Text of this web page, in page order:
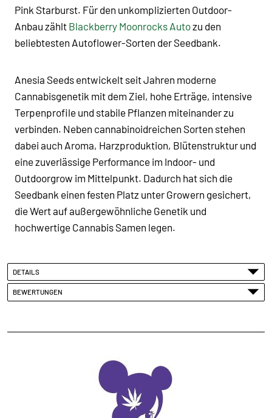
Pink Starburst. Für den unkomplizierten Outdoor-
Anbau zählt Blackberry Moonrocks Autozu den
beliebtesten Autoflower-Sorten der Seedbank.
Anesia Seeds entwickelt seit Jahren moderne
Cannabisgenetik mit dem Ziel, hohe Erträge, intensive
Terpenprofile und stabile Pflanzen miteinander zu
verbinden. Neben cannabinoidreichen Sorten stehen
dabei auch Aroma, Harzproduktion, Blütenstruktur und
eine zuverlässige Performance im Indoor- und
Outdoorgrow im Mittelpunkt. Dadurch hat sich die
Seedbank einen festen Platz unter Growern gesichert,
die Wert auf außergewöhnliche Genetik und
hochwertige Cannabis Samen legen.
DETAILS
BEWERTUNGEN